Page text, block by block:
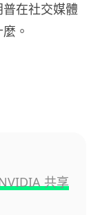
在社交媒體
。
共享